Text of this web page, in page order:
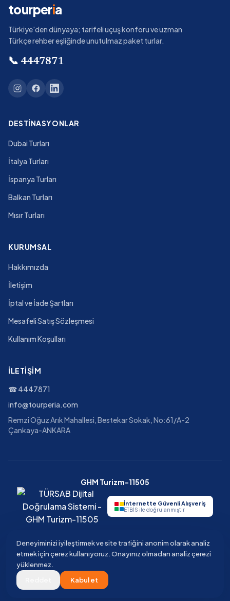
tourperia
Türkiye'den dünyaya; tarifeli uçuş konforu ve uzman
Türkçe rehber eşliğinde unutulmaz paket turlar.
📞 4447871
DESTINASYONLAR
Dubai Turları
İtalya Turları
İspanya Turları
Balkan Turları
Mısır Turları
KURUMSAL
Hakkımızda
İletişim
İptal ve İade Şartları
Mesafeli Satış Sözleşmesi
Kullanım Koşulları
İLETIŞIM
☎4447871
info@tourperia.com
Remzi Oğuz Arık Mahallesi, Bestekar Sokak, No:61/A-2
Çankaya-ANKARA
GHM Turizm-11505
İnternette Güvenli Alışveriş
ETBİS ile doğrulanmıştır
2026 Tourperia Seyahat Acentesi
GHM Turizm · TÜRSAB Belge No 11505 · Güvenli ödeme · 3D Secure
Deneyiminizi iyileştirmek ve site trafiğini anonim olarak analiz
etmek için çerez kullanıyoruz. Onayınız olmadan analiz çerezi
yüklenmez.
Kabul et